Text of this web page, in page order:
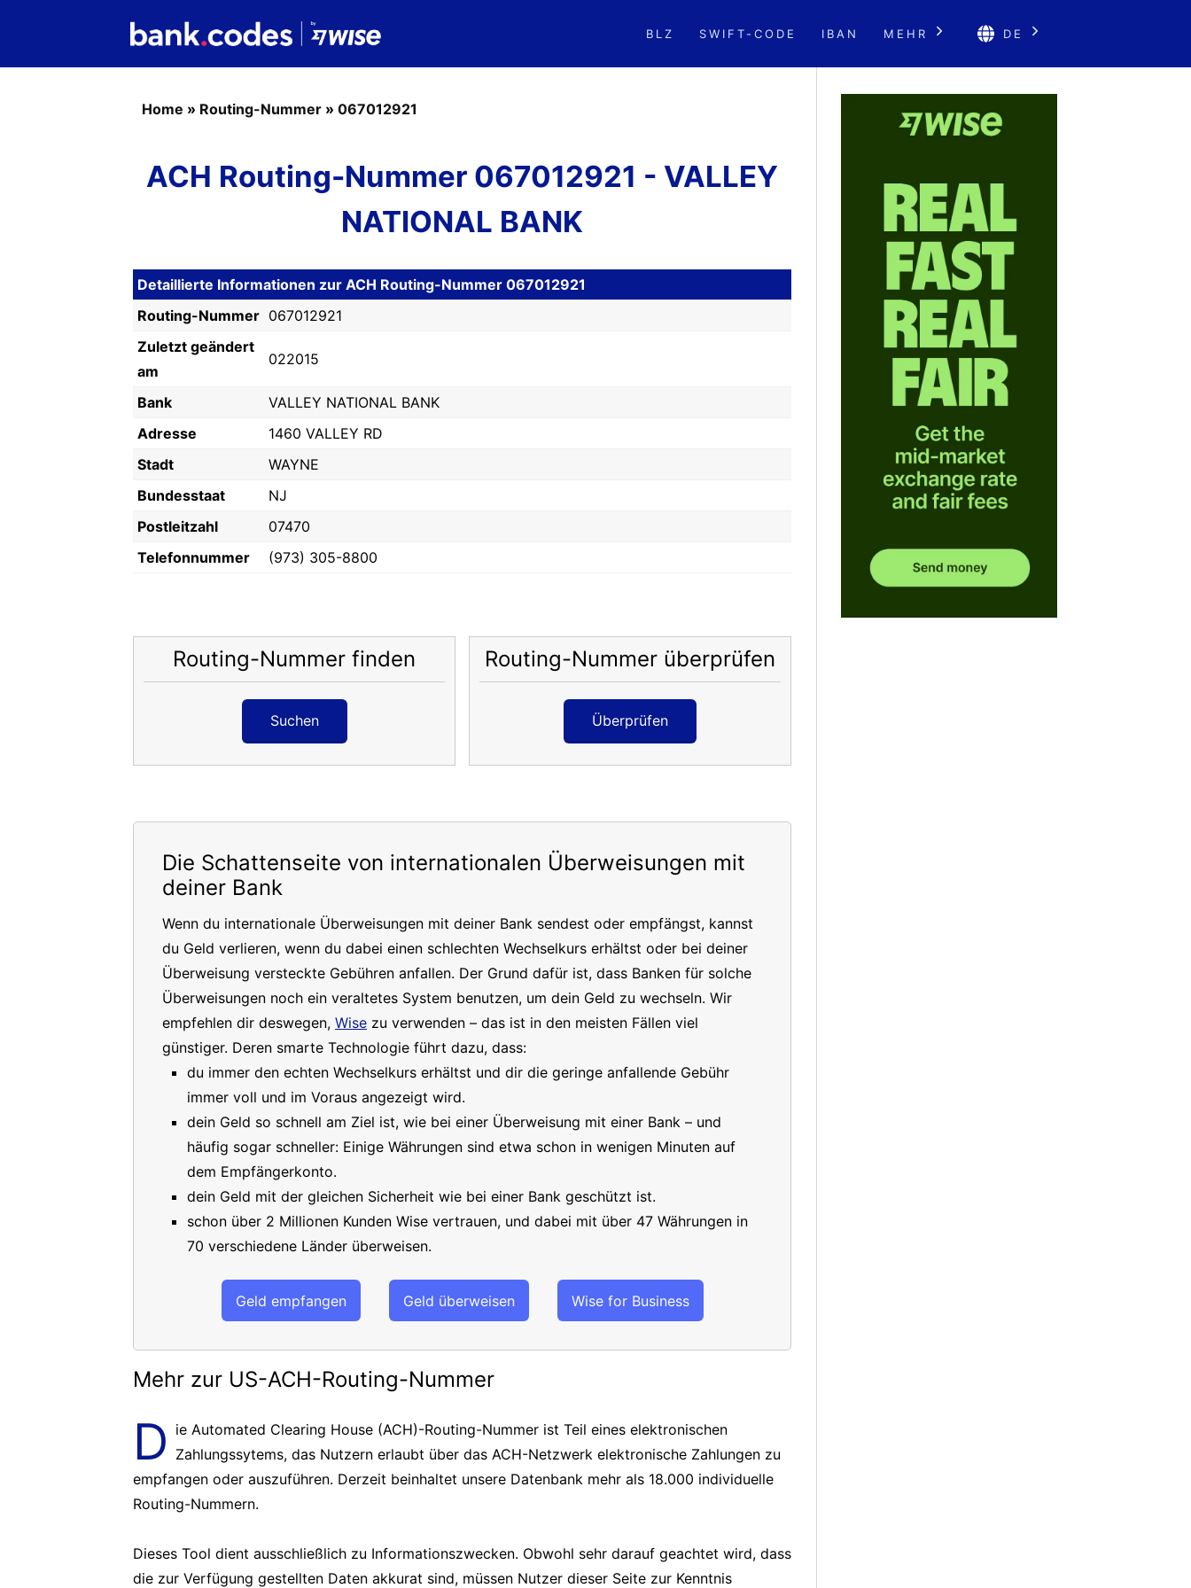
BLZ SWIFT-CODE IBAN MEHR DE
Home » Routing-Nummer » 067012921
ACH Routing-Nummer 067012921 - VALLEY
NATIONAL BANK
Detaillierte Informationen zur ACH Routing-Nummer 067012921
Routing-Nummer 067012921
Zuletzt geändert
am
022015
Bank
VALLEY NATIONAL BANK
Adresse
1460 VALLEY RD
Stadt
WAYNE
Bundesstaat
NJ
Postleitzahl
07470
Telefonnummer
(973) 305-8800
Routing-Nummer finden
Suchen
Routing-Nummer überprüfen
Überprüfen
Die Schattenseite von internationalen Überweisungen mit
deiner Bank
Wenn du internationale Überweisungen mit deiner Bank sendest oder empfängst, kannst
du Geld verlieren, wenn du dabei einen schlechten Wechselkurs erhältst oder bei deiner
Überweisung versteckte Gebühren anfallen. Der Grund dafür ist, dass Banken für solche
Überweisungen noch ein veraltetes System benutzen, um dein Geld zu wechseln. Wir
empfehlen dir deswegen, Wise zu verwenden – das ist in den meisten Fällen viel
günstiger. Deren smarte Technologie führt dazu, dass:
du immer den echten Wechselkurs erhältst und dir die geringe anfallende Gebühr
immer voll und im Voraus angezeigt wird.
dein Geld so schnell am Ziel ist, wie bei einer Überweisung mit einer Bank – und
häufig sogar schneller: Einige Währungen sind etwa schon in wenigen Minuten auf
dem Empfängerkonto.
dein Geld mit der gleichen Sicherheit wie bei einer Bank geschützt ist.
schon über 2 Millionen Kunden Wise vertrauen, und dabei mit über 47 Währungen in
70 verschiedene Länder überweisen.
Geld empfangen Geld überweisen Wise for Business
Mehr zur US-ACH-Routing-Nummer
D ie Automated Clearing House (ACH)-Routing-Nummer ist Teil eines elektronischen
Zahlungssytems, das Nutzern erlaubt über das ACH-Netzwerk elektronische Zahlungen zu
empfangen oder auszuführen. Derzeit beinhaltet unsere Datenbank mehr als 18.000 individuelle
Routing-Nummern.
Dieses Tool dient ausschließlich zu Informationszwecken. Obwohl sehr darauf geachtet wird, dass
die zur Verfügung gestellten Daten akkurat sind, müssen Nutzer dieser Seite zur Kenntnis